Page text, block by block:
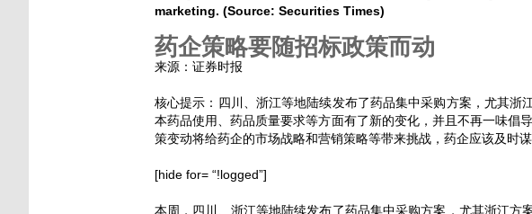
marketing. (Source: Securities Times)
药企策略要随招标政策而动
来源：证券时报
核心提示：四川、浙江等地陆续发布了药品集中采购方案，尤其
本药品使用、药品质量要求等方面有了新的变化，并且不再一味倡
策变动将给药企的市场战略和营销策略等带来挑战，药企应该及时谋
[hide for= “!logged”]
本周，四川、浙江等地陆续发布了药品集中采购方案，尤其浙江